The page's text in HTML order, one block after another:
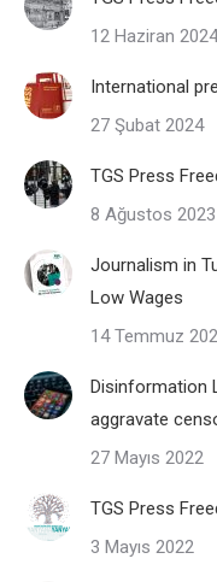
12 Haziran 2024
International
27 Şubat 2024
TGS Press
8 Ağustos 2023
Journalism in
Low Wages
14 Temmuz
Disinformation
aggravate
27 Mayıs 2022
TGS Press
3 Mayıs 2022